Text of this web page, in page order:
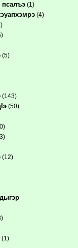
(1)
(4)
(5)
(143)
(50)
(12)
(1)